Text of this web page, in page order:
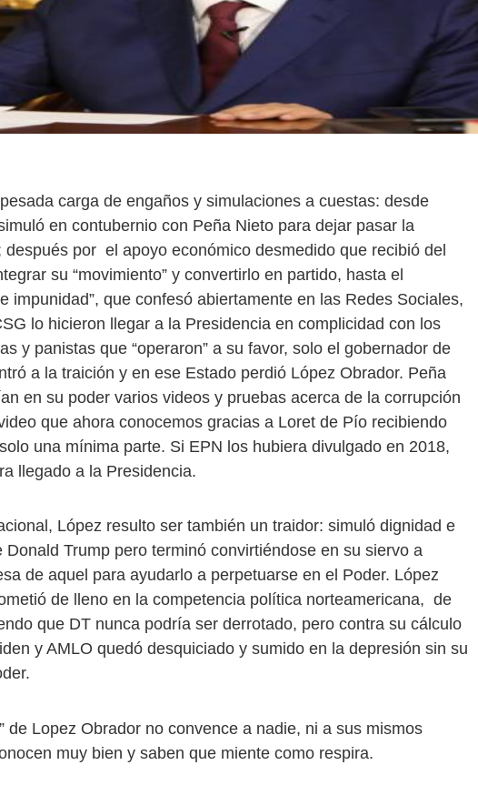
carga de engaños y simulaciones a cuestas: desde
en contubernio con Peña Nieto para dejar pasar la
después por el apoyo económico desmedido que recibió del
su “movimiento” y convertirlo en partido, hasta el
impunidad”, que confesó abiertamente en las Redes Sociales,
lo hicieron llegar a la Presidencia en complicidad con los
y panistas que “operaron” a su favor, solo el gobernador de
a la traición y en ese Estado perdió López Obrador. Peña
en su poder varios videos y pruebas acerca de la corrupción
que ahora conocemos gracias a Loret de Pío recibiendo
una mínima parte. Si EPN los hubiera divulgado en 2018,
llegado a la Presidencia.
López resulto ser también un traidor: simuló dignidad e
Donald Trump pero terminó convirtiéndose en su siervo a
de aquel para ayudarlo a perpetuarse en el Poder. López
de lleno en la competencia política norteamericana, de
que DT nunca podría ser derrotado, pero contra su cálculo
y AMLO quedó desquiciado y sumido en la depresión sin su
de Lopez Obrador no convence a nadie, ni a sus mismos
muy bien y saben que miente como respira.